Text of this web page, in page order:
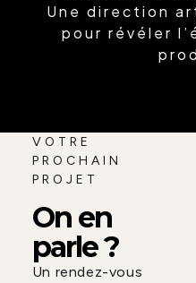
Une direction
pour révéler
VOTRE
PROCHAIN
PROJET
On en
parle ?
Un rendez-vous